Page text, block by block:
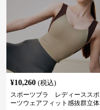
¥10,260 (税込)
スポーツブラ レディーススポ
ーツウェアフィット感抜群立体